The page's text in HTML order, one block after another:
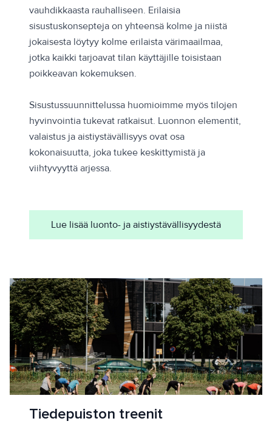
vauhdikkaasta rauhalliseen. Erilaisia
sisustuskonsepteja on yhteensä kolme ja niistä
jokaisesta löytyy kolme erilaista värimaailmaa,
jotka kaikki tarjoavat tilan käyttäjille toisistaan
poikkeavan kokemuksen.
Sisustussuunnittelussa huomioimme myös tilojen
hyvinvointia tukevat ratkaisut. Luonnon elementit,
valaistus ja aistiystävällisyys ovat osa
kokonaisuutta, joka tukee keskittymistä ja
viihtyvyyttä arjessa.
Lue lisää luonto- ja aistiystävällisyydestä
Tiedepuiston treenit